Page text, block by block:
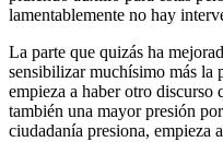
lamentablemente no hay
La parte que quizás ha
sensibilizar muchísimo más
empieza a haber otro
también una mayor presión
ciudadanía presiona, empieza